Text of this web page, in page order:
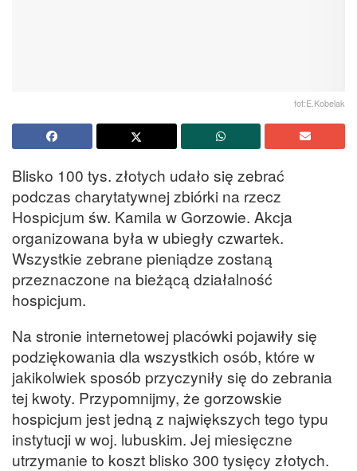
fot:E.Kobelak
Blisko 100 tys. złotych udało się zebrać
podczas charytatywnej zbiórki na rzecz
Hospicjum św. Kamila w Gorzowie. Akcja
organizowana była w ubiegły czwartek.
Wszystkie zebrane pieniądze zostaną
przeznaczone na bieżącą działalność
hospicjum.
Na stronie internetowej placówki pojawiły się
podziękowania dla wszystkich osób, które w
jakikolwiek sposób przyczyniły się do zebrania
tej kwoty. Przypomnijmy, że gorzowskie
hospicjum jest jedną z największych tego typu
instytucji w woj. lubuskim. Jej miesięczne
utrzymanie to koszt blisko 300 tysięcy złotych.